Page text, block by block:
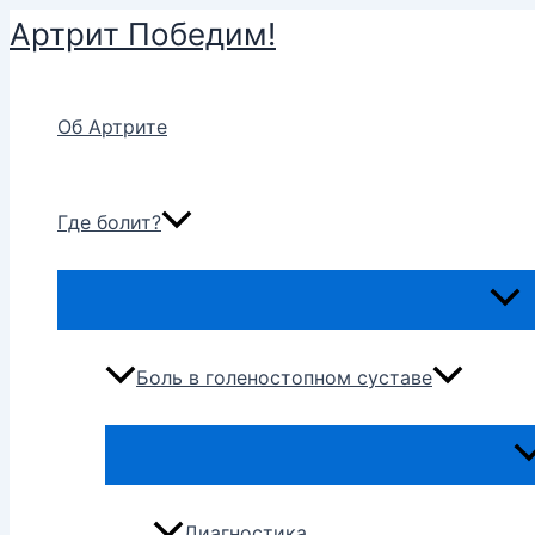
Перейти
к
Артрит Победим!
Об Артрите
Где болит?
Боль в голеностопном суставе